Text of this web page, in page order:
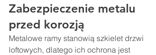
Zabezpieczenie metalu
przed korozją
Metalowe ramy stanowią szkielet drzwi
loftowych, dlatego ich ochrona jest